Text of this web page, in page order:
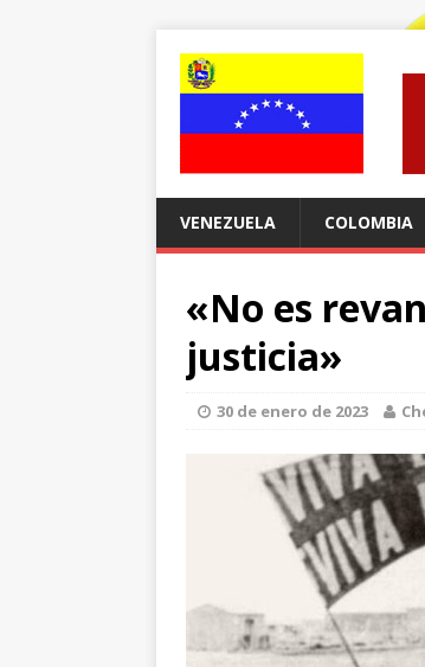
VENEZUELA COLOMBIA
«No es
justicia»
30 de enero de 2023